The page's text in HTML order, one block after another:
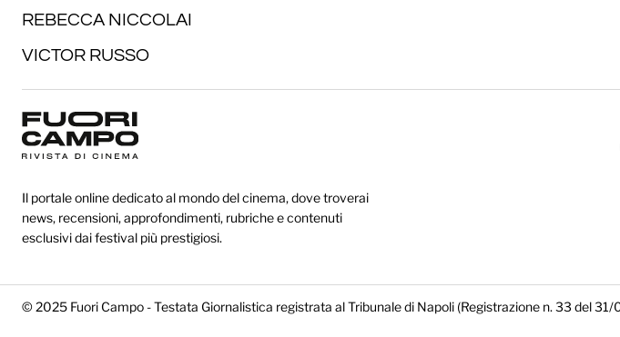
Il portale online dedicato al mondo del cinema, dove troverai
news, recensioni, approfondimenti, rubriche e contenuti
esclusivi dai festival più prestigiosi.
REBECCA NICCOLAI
VICTOR RUSSO
© 2025 Fuori Campo - Testata Giornalistica registrata al Tribunale di Napoli (Registrazione n. 33 del